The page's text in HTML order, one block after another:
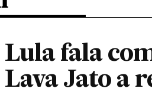
Lula fala
Lava Jato a